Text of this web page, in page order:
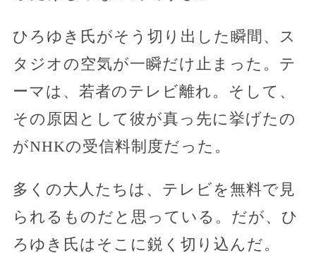
ひろゆき氏がそう切り出した瞬間、ス
タジオの空気が一瞬だけ止まった。テ
ーマは、若者のテレビ離れ。そして、
その原因として彼が真っ先に挙げたの
がNHKの受信料制度だった。
多くの大人たちは、テレビを無料で見
られるものだと思っている。だが、ひ
ろゆき氏はそこに鋭く切り込んだ。